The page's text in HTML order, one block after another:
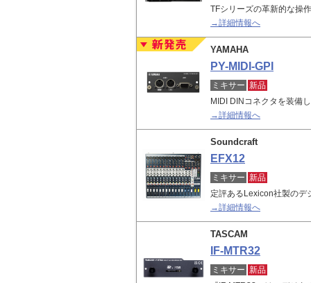
TFシリーズの革新的な操
→詳細情報へ
YAMAHA
PY-MIDI-GPI
ミキサー 新品
MIDI DINコネクタを装備
→詳細情報へ
Soundcraft
EFX12
ミキサー 新品
定評あるLexicon社製の
→詳細情報へ
TASCAM
IF-MTR32
ミキサー 新品